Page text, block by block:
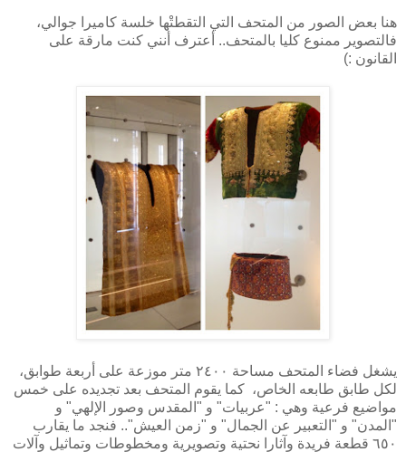
هنا بعض الصور من المتحف التي التقطتْها خلسة كاميرا جوالي،
فالتصوير ممنوع كليا بالمتحف.. أعترف أنني كنت مارقة على
القانون :)
يشغل فضاء المتحف مساحة ٢٤٠٠ متر موزعة على أربعة طوابق،
لكل طابق طابعه الخاص، كما يقوم المتحف بعد تجديده على خمس
مواضيع فرعية وهي : "عربيات" و "المقدس وصور الإلهي" و
"المدن" و "التعبير عن الجمال" و "زمن العيش".. فنجد ما يقارب
٦٥٠ قطعة فريدة وآثارا نحتية وتصويرية ومخطوطات وتماثيل وآلات